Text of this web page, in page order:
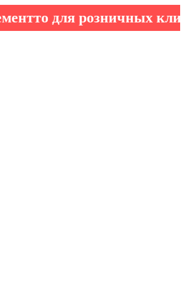
для розничных клиентов!